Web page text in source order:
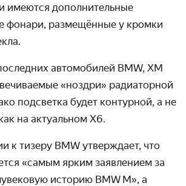
имеются дополни­тельные
фонари, размещённые у кромки
автомобилей BMW, XM
«ноздри» радиаторной
подсветка будет контурной, а не
на актуальном Х6.
к тизеру BMW утверждает, что
«самым ярким заявлением за
историю BMW M», а